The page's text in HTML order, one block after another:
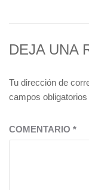
DEJA UNA
Tu dirección de
campos
COMENTARIO *